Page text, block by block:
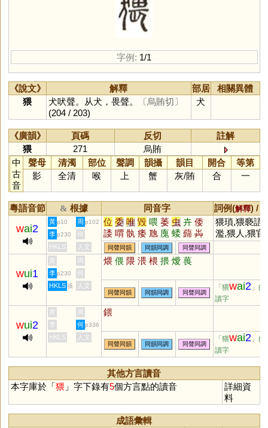
字例: 1/1
《說文》 解釋 部居
相關異體
猥
犬吠聲。从犬，畏聲。
〔烏賄切〕
(204 / 203)
犬
《廣韻》 頁碼 反切
註解
猥
271
烏賄
中
古
音
聲母 清濁 部位 聲調 韻攝 韻目 開合
等第
影
全清 喉 上 蟹 灰/賄 合 一
粵語音節 & 根據 同音字 詞例(解釋) /
wai2
黃 p10 周 p102 位 委 唯 毀 喂 萎 虫 卉 倭
諉 喟 骫 痿 虺 廆 蜲 蘬 芔
檓 壝 薳 毇 蜼 蒍 腲 寪 崣
譭 燬
猥瑣,猥褻語,
濫,猥人,猥官,
猥酒
李 p230
何
HKLS
人文 同聲同韻 同韻同調 同聲同調
wui1
黃 周 煨 偎 隈 渨 椳 揋 燰 葨
李 p230
何
HKLS 張 人文
同聲同韻 同韻同調 同聲同調
「猥wai2 」的
讀字
wui2
黃 周 鍡
李 何 p336
HKLS 人文
同聲同韻 同韻同調 同聲同調
「猥wai2 」的
讀字
其他方言讀音
本字庫於「猥」字下錄有5個方言點的讀音
詳細資
料
成語彙輯